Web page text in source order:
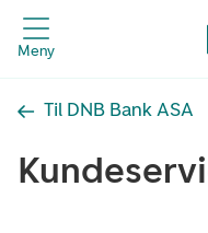
Meny
Til DNB Bank ASA